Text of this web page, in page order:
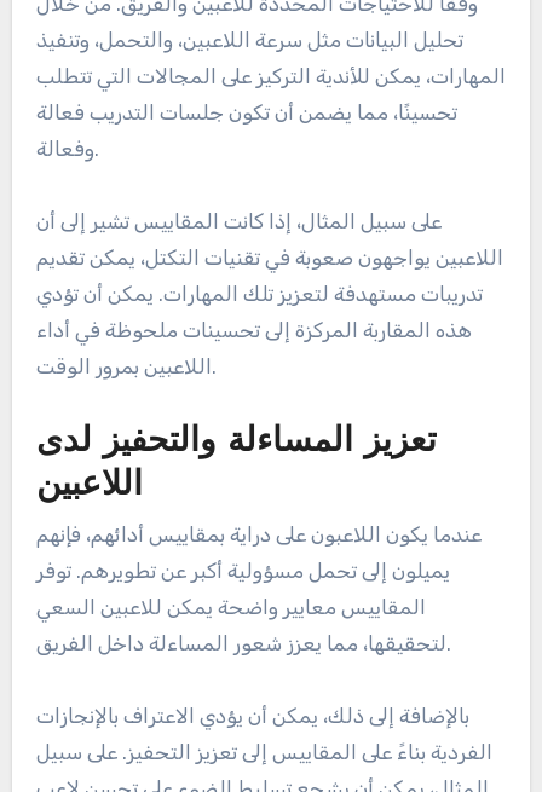
تحليل البيانات مثل سرعة اللاعبين، والتحمل، وتنفيذ
المهارات، يمكن للأندية التركيز على المجالات التي تتطلب
تحسينًا، مما يضمن أن تكون جلسات التدريب فعالة
وفعالة.
على سبيل المثال، إذا كانت المقاييس تشير إلى أن
اللاعبين يواجهون صعوبة في تقنيات التكتل، يمكن تقديم
تدريبات مستهدفة لتعزيز تلك المهارات. يمكن أن تؤدي
هذه المقاربة المركزة إلى تحسينات ملحوظة في أداء
اللاعبين بمرور الوقت.
تعزيز المساءلة والتحفيز لدى
اللاعبين
عندما يكون اللاعبون على دراية بمقاييس أدائهم، فإنهم
يميلون إلى تحمل مسؤولية أكبر عن تطويرهم. توفر
المقاييس معايير واضحة يمكن للاعبين السعي
لتحقيقها، مما يعزز شعور المساءلة داخل الفريق.
بالإضافة إلى ذلك، يمكن أن يؤدي الاعتراف بالإنجازات
الفردية بناءً على المقاييس إلى تعزيز التحفيز. على سبيل